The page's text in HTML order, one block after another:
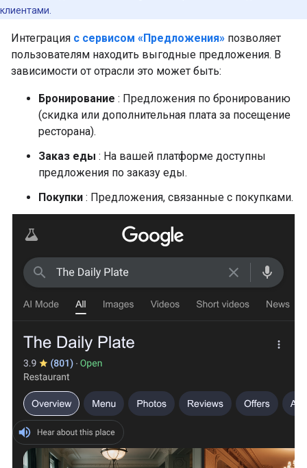
клиентами.
Интеграция с сервисом «Предложения» позволяет
пользователям находить выгодные предложения. В
зависимости от отрасли это может быть:
Бронирование : Предложения по бронированию
(скидка или дополнительная плата за посещение
ресторана).
Заказ еды : На вашей платформе доступны
предложения по заказу еды.
Покупки : Предложения, связанные с покупками.